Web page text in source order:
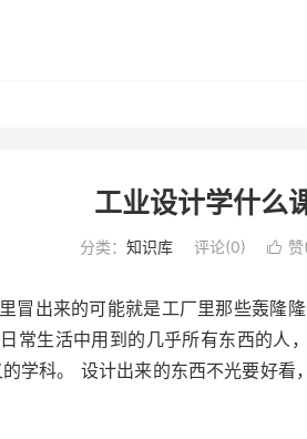
工业设计学什么
分类： 知识库 评论(0)  赞(
冒出来的可能就是工厂里那些轰隆
常生活中用到的几乎所有东西的人
学科。 设计出来的东西不光要好